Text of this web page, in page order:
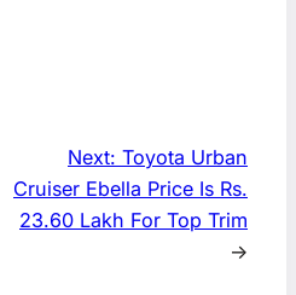
Next: Toyota Urban
Cruiser Ebella Price Is Rs.
23.60 Lakh For Top Trim
→